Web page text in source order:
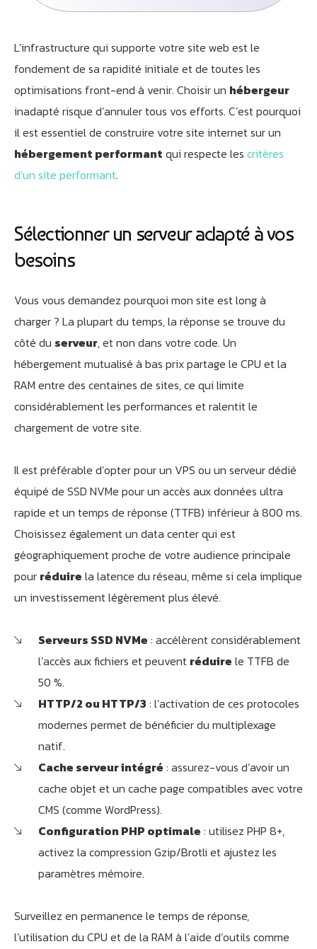
L’infrastructure qui supporte votre site web est le
fondement de sa rapidité initiale et de toutes les
optimisations front-end à venir. Choisir un hébergeur
inadapté risque d’annuler tous vos efforts. C’est pourquoi
il est essentiel de construire votre site internet sur un
hébergement performant qui respecte les critères
d’un site performant.
Sélectionner un serveur adapté à vos
besoins
Vous vous demandez pourquoi mon site est long à
charger ? La plupart du temps, la réponse se trouve du
côté du serveur, et non dans votre code. Un
hébergement mutualisé à bas prix partage le CPU et la
RAM entre des centaines de sites, ce qui limite
considérablement les performances et ralentit le
chargement de votre site.
Il est préférable d’opter pour un VPS ou un serveur dédié
équipé de SSD NVMe pour un accès aux données ultra
rapide et un temps de réponse (TTFB) inférieur à 800 ms.
Choisissez également un data center qui est
géographiquement proche de votre audience principale
pour réduire la latence du réseau, même si cela implique
un investissement légèrement plus élevé.
Serveurs SSD NVMe : accélèrent considérablement
l’accès aux fichiers et peuvent réduire le TTFB de
50 %.
HTTP/2 ou HTTP/3 : l’activation de ces protocoles
modernes permet de bénéficier du multiplexage
natif.
Cache serveur intégré : assurez-vous d’avoir un
cache objet et un cache page compatibles avec votre
CMS (comme WordPress).
Configuration PHP optimale : utilisez PHP 8+,
activez la compression Gzip/Brotli et ajustez les
paramètres mémoire.
Surveillez en permanence le temps de réponse,
l’utilisation du CPU et de la RAM à l’aide d’outils comme